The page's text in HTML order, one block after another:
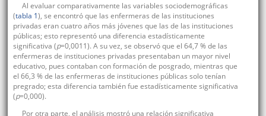
Al evaluar comparativamente las variables sociodemográficas
(tabla 1), se encontró que las enfermeras de las instituciones
privadas eran cuatro años más jóvenes que las de las instituciones
públicas; esto representó una diferencia estadísticamente
significativa (p=0,0011). A su vez, se observó que el 64,7 % de las
enfermeras de instituciones privadas presentaban un mayor nivel
educativo, pues contaban con formación de posgrado, mientras que
el 66,3 % de las enfermeras de instituciones públicas solo tenían
pregrado; esta diferencia también fue estadísticamente significativa
(p=0,000).
Por otra parte, el análisis mostró una relación significativa